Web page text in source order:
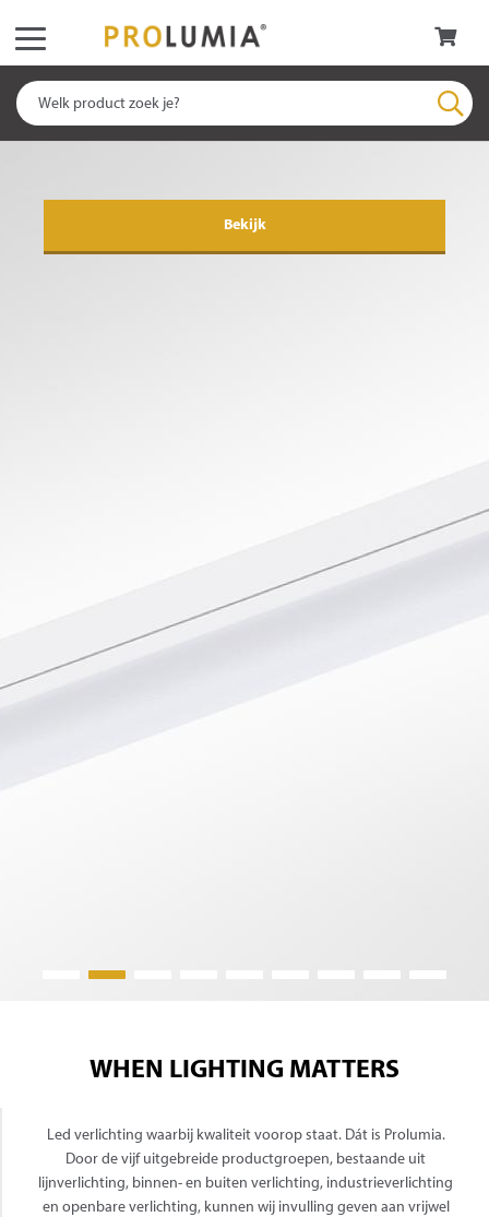
NIEUW | PRO-BATTEN
Bekijk
WHEN LIGHTING MATTERS
Led verlichting waarbij kwaliteit voorop staat. Dát is Prolumia.
Door de vijf uitgebreide productgroepen, bestaande uit
lijnverlichting, binnen- en buiten verlichting, industrieverlichting
en openbare verlichting, kunnen wij invulling geven aan vrijwel